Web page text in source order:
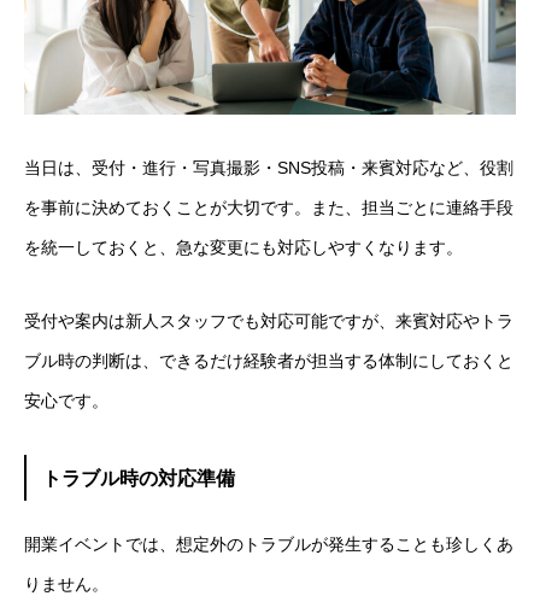
当日は、受付・進行・写真撮影・SNS投稿・来賓対応など、役割
を事前に決めておくことが大切です。また、担当ごとに連絡手段
を統一しておくと、急な変更にも対応しやすくなります。
受付や案内は新人スタッフでも対応可能ですが、来賓対応やトラ
ブル時の判断は、できるだけ経験者が担当する体制にしておくと
安心です。
トラブル時の対応準備
開業イベントでは、想定外のトラブルが発生することも珍しくあ
りません。